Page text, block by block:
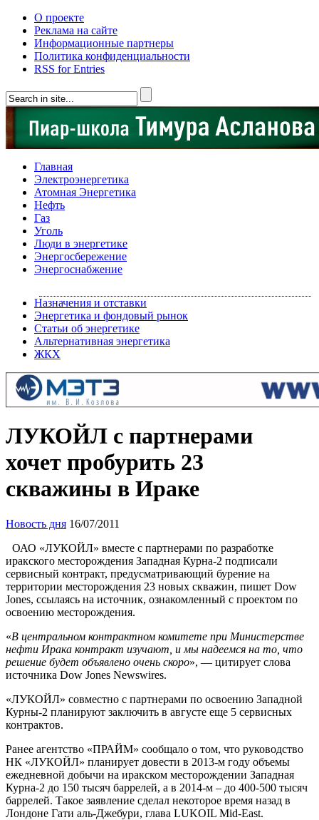
О проекте
Реклама на сайте
Информационные партнеры
Политика конфиденциальности
RSS for Entries
Главная
Электроэнергетика
Атомная Энергетика
Нефть
Газ
Уголь
Люди в энергетике
Энергосбережение
Энергоснабжение
Назначения и отставки
Энергетика и фондовый рынок
Статьи об энергетике
Альтернативная энергетика
ЖКХ
ЛУКОЙЛ с партнерами
хочет пробурить 23
скважины в Ираке
Новость дня 16/07/2011
ОАО «ЛУКОЙЛ» вместе с партнерами по разработке
иракского месторождения Западная Курна-2 подписали
сервисный контракт, предусматривающий бурение на
территории месторождения 23 новых скважин, пишет Dow
Jones, ссылаясь на источник, ознакомленный с проектом по
освоению месторождения.
«В центральном контрактном комитете при Министерстве
нефти Ирака контракт изучают, и мы надеемся на то, что
решение будет объявлено очень скоро», — цитирует слова
источника Dow Jones Newswires.
«ЛУКОЙЛ» совместно с партнерами по освоению Западной
Курны-2 планируют заключить в августе еще 5 сервисных
контрактов.
Ранее агентство «ПРАЙМ» сообщало о том, что руководство
НК «ЛУКОЙЛ» планирует довести в 2013-м году объемы
ежедневной добычи на иракском месторождении Западная
Курна-2 до 150 тысяч баррелей, а в 2014-м – до 400-500 тысяч
баррелей. Такое заявление сделал некоторое время назад в
Лондоне Гати аль-Джебури, глава LUKOIL Mid-East.